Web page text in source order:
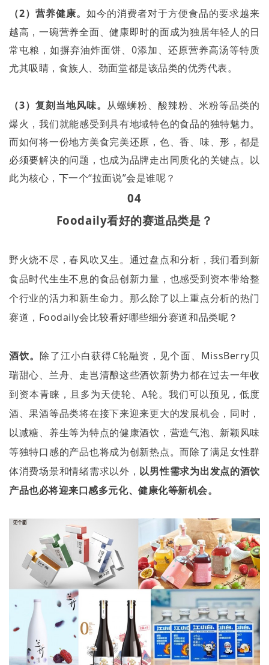
（2）营养健康。如今的消费者对于方便食品的要求越来
越高，一碗营养全面、健康即时的面成为独居年轻人的日
常屯粮，如摒弃油炸面饼、0添加、还原营养高汤等特质
尤其吸睛，食族人、劲面堂都是该品类的优秀代表。
（3）复刻当地风味。 从螺蛳粉、酸辣粉、米粉等品类的
爆火，我们就能感受到具有地域特色的食品的独特魅力。
而如何将一份地方美食完美还原，色、香、味、形，都是
必须要解决的问题，也成为品牌走出同质化的关键点。以
此为核心，下一个“拉面说”会是谁呢？
04
Foodaily看好的赛道品类是？
野火烧不尽，春风吹又生。通过盘点和分析，我们看到新
食品时代生生不息的食品创新力量，也感受到资本带给整
个行业的活力和新生命力。那么除了以上重点分析的热门
赛道， Foodaily会比较看好哪些细分赛道和品类呢？
酒饮。除了江小白获得C轮融资，见个面、 MissBerry贝
瑞甜心、兰舟、走岂清酿这些酒饮新势力都在过去一年收
到资本青睐，且多为天使轮、 A轮。我们可以预见，低度
酒、果酒等品类将在接下来迎来更大的发展机会，同时，
以减糖、养生等为特点的健康酒饮，营造气泡、新颖风味
等独特口感的产品也将成为创新热点。而除了满足女性群
体消费场景和情绪需求以外， 以男性需求为出发点的酒饮
产品也必将迎来口感多元化、健康化等新机会。